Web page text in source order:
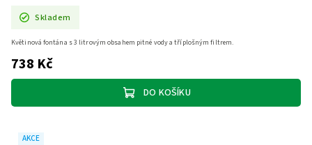
Skladem
738 Kč
DO KOŠÍKU
Květinová fontána s 3 litrovým obsahem pitné vody a tříplošným filtrem.
AKCE